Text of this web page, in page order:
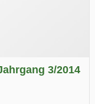
3/2014